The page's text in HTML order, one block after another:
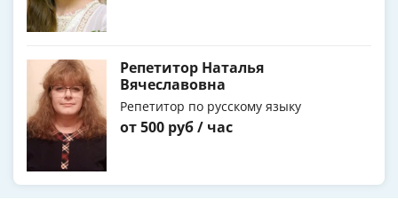
Репетитор Наталья
Вячеславовна
Репетитор по русскому языку
от 500 руб / час